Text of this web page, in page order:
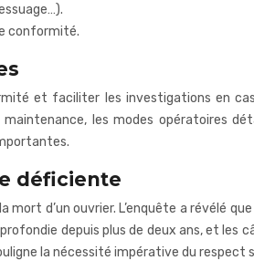
conformité.
et faciliter les investigations en
les modes
déficiente
d’un ouvrier. L’enquête a révélé
depuis plus de deux ans, et
la nécessité impérative du